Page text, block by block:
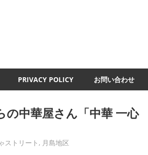
PRIVACY POLICY お問い合わせ
中華屋さん「中華 一心
ストリート , 月島地区